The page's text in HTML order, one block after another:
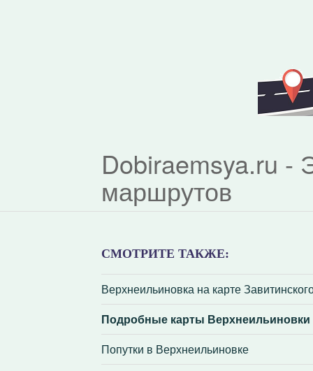
Dobiraemsya.ru -
маршрутов
СМОТРИТЕ ТАКЖЕ:
Верхнеильиновка на карте
Подробные карты Верхнеильиновки
Попутки в Верхнеильиновке